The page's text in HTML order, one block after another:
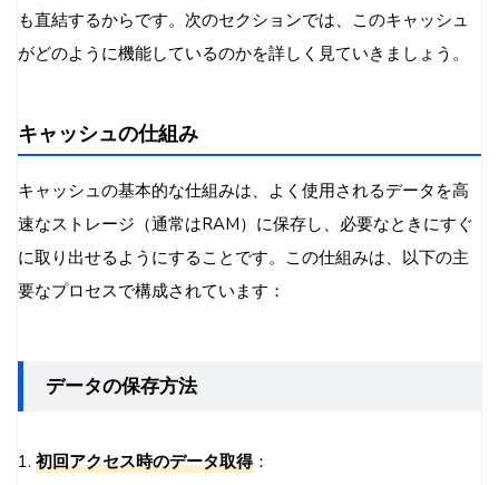
も直結するからです。次のセクションでは、このキャッシュ
がどのように機能しているのかを詳しく見ていきましょう。
キャッシュの仕組み
キャッシュの基本的な仕組みは、よく使用されるデータを高
速なストレージ（通常はRAM）に保存し、必要なときにすぐ
に取り出せるようにすることです。この仕組みは、以下の主
要なプロセスで構成されています：
データの保存方法
1. 初回アクセス時のデータ取得：